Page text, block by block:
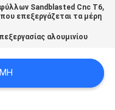
Sandblasted Cnc T6,
επεξεργάζεται τα μέρη
αλουμινίου